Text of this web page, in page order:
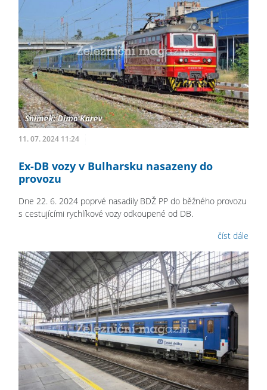
11. 07. 2024 11:24
Ex-DB vozy v Bulharsku nasazeny do
provozu
Dne 22. 6. 2024 poprvé nasadily BDŽ PP do běžného provozu
s cestujícími rychlíkové vozy odkoupené od DB.
číst dále